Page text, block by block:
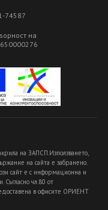
74587
на
на ЗАПСП.Използването,
на сайта е забранено.
сайт е с информационна и
чл.80 от
в офисите ОРИЕНТ